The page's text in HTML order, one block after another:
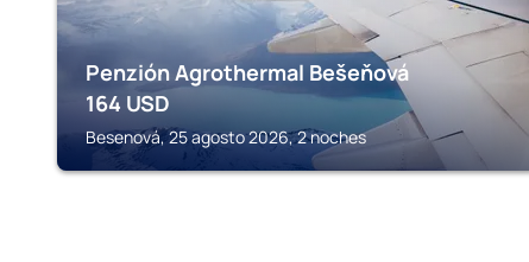
Penzión Agrothermal Bešeňová
164 USD
Besenová, 25 agosto 2026, 2 noches